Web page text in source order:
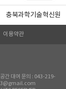
충북과학기술혁신원
이용약관
간 대여 문의 : 043-219-